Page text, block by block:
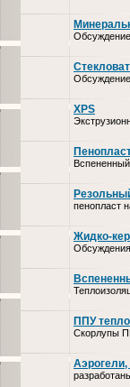
XPS
пенопласт
Жидко-
ППУ
Скорлупы
Аэрогели,